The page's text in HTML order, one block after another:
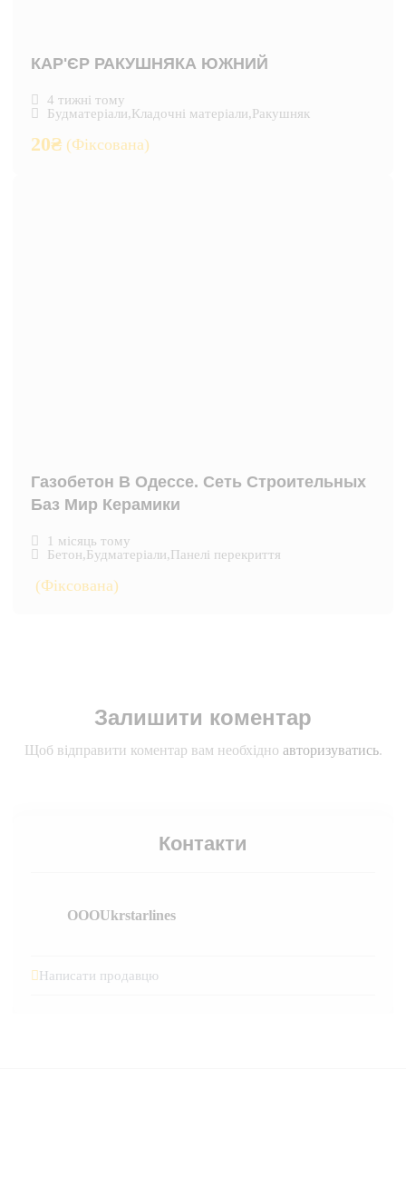
КАР'ЄР РАКУШНЯКА ЮЖНИЙ
4 тижні тому
Будматеріали,Кладочні матеріали,Ракушняк
20₴ (Фіксована)
Газобетон В Одессе. Сеть Строительных
Баз Мир Керамики
1 місяць тому
Бетон,Будматеріали,Панелі перекриття
(Фіксована)
Залишити коментар
Щоб відправити коментар вам необхідно авторизуватись.
Контакти
OOOUkrstarlines
Написати продавцю